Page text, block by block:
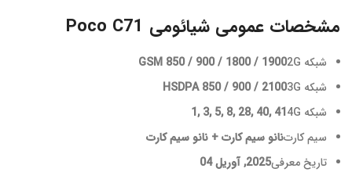
مشخصات عمومی شیائومی Poco C71
شبکه 2G
GSM 850 / 900 / 1800 / 1900
شبکه 3G
HSDPA 850 / 900 / 2100
شبکه 4G
1, 3, 5, 8, 28, 40, 41
سیم کارتنانو سیم کارت + نانو سیم کارت
تاریخ معرفی2025, آوریل 04